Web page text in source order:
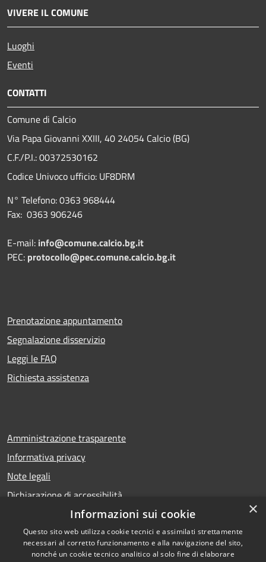
VIVERE IL COMUNE
Luoghi
Eventi
CONTATTI
Comune di Calcio
Via Papa Giovanni XXIII, 40 24054 Calcio (BG)
C.F./P.I.: 00372530162
Codice Univoco ufficio: UF8DRM
N° Telefono: 0363 968444
Fax: 0363 906246
E-mail: info@comune.calcio.bg.it
PEC: protocollo@pec.comune.calcio.bg.it
Prenotazione appuntamento
Segnalazione disservizio
Leggi le FAQ
Richiesta assistenza
Amministrazione trasparente
Informativa privacy
Note legali
Dichiarazione di accessibilità
RSS
Copyright © 2026 • Comune di
×
Informazioni sui cookie
Questo sito web utilizza cookie tecnici e assimilati strettamente
necessari al corretto funzionamento e alla navigazione del sito,
nonché un cookie tecnico analitico al solo fine di elaborare